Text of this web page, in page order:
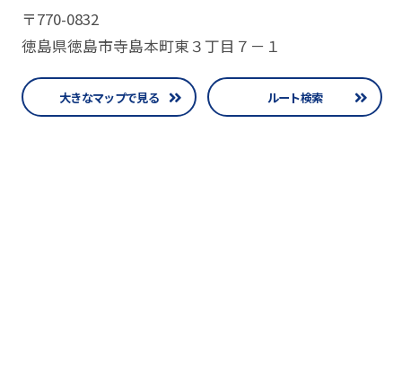
〒770-0832
徳島県徳島市寺島本町東３丁目７－１
大きなマップで見る ルート検索